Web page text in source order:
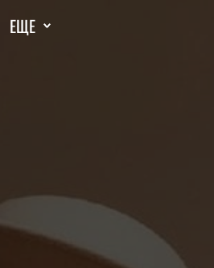
ЕЩЕ